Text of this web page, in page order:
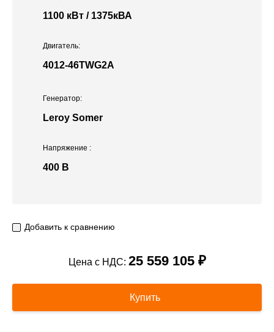
Двигатель:
4012-46TWG2A
Напряжение :
400 В
1100 кВт / 1375кВА
Генератор:
Leroy Somer
Добавить к сравнению
Цена с НДС: 25 559 105 ₽
Купить